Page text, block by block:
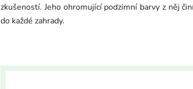
zkušeností. Jeho ohromující podzimní barvy z něj
do každé zahrady.